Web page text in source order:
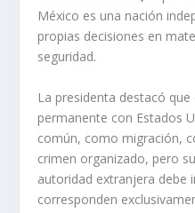
México es una nación
propias decisiones en
seguridad.
La presidenta destacó
permanente con Estados
común, como migración,
crimen organizado, pero
autoridad extranjera debe
corresponden